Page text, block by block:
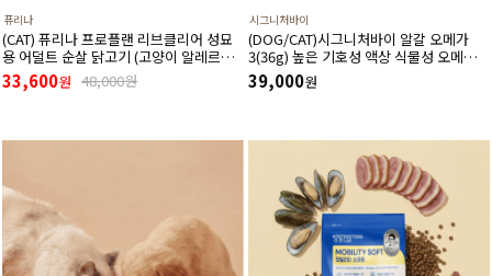
퓨리나
(CAT) 퓨리나 프로플랜 리브클리어 성묘
용 어덜트 순살 닭고기 (고양이 알레르기
감소식단)(1.5kg) (유통기한 27년 3월)
33,600원 48,000원
시그니처바이
(DOG/CAT)시그니처바이 알갈 오메가
3(36g) 높은 기호성 액상 식물성 오메가3
천연 항산화제 비타민E 함유
39,000원